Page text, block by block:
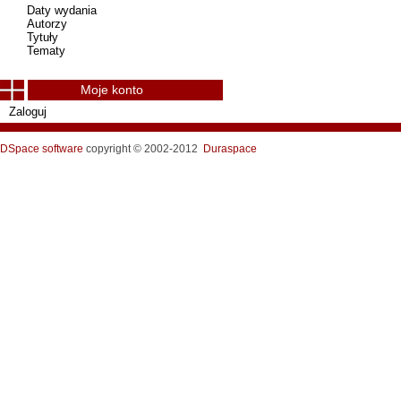
Daty wydania
Autorzy
Tytuły
Tematy
Moje konto
Zaloguj
DSpace software copyright © 2002-2012 Duraspace